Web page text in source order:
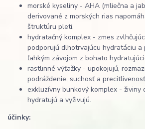
morské kyseliny - AHA (mliečna a
derivované z morských rias
štruktúru pleti,
hydratačný komplex - zmes
podporujú dlhotrvajúcu hydratáciu a
ľahkým závojom z bohato
rastlinné výťažky - upokojujú,
podráždenie, suchosť a
exkluzívny bunkový komplex - živiny
hydratujú a vyživujú.
účinky: